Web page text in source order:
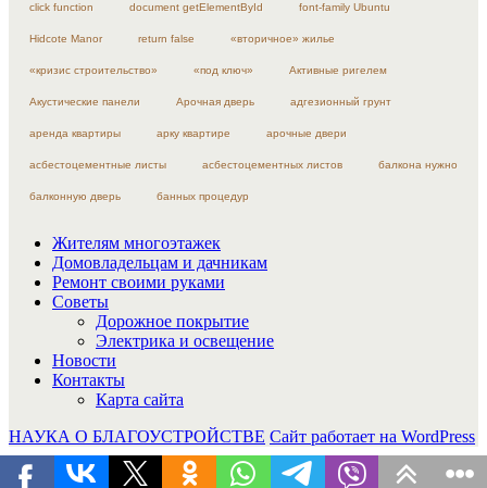
click function document getElementById font-family Ubuntu
Hidcote Manor return false «вторичное» жилье
«кризис строительство» «под ключ» Активные ригелем
Акустические панели Арочная дверь адгезионный грунт
аренда квартиры арку квартире арочные двери
асбестоцементные листы асбестоцементных листов балкона нужно
балконную дверь банных процедур
Жителям многоэтажек
Домовладельцам и дачникам
Ремонт своими руками
Советы
Дорожное покрытие
Электрика и освещение
Новости
Контакты
Карта сайта
НАУКА О БЛАГОУСТРОЙСТВЕ Сайт работает на WordPress